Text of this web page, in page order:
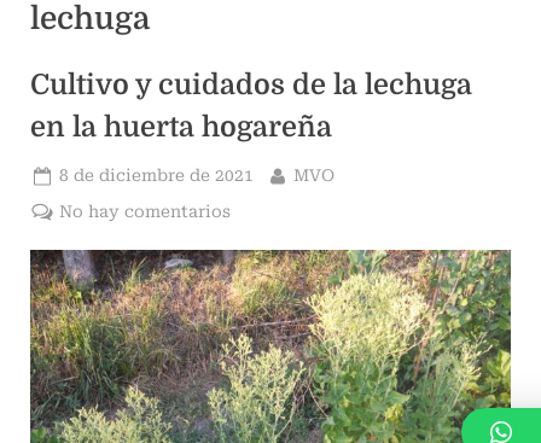
a
e
s
g
á
n
i
c
o
lechuga
Cultivo y cuidados de la lechuga
en la huerta hogareña
Publicado
el
8 de diciembre de 2021 Por
MVO
No hay comentariosen
y
cuidados
de
la
lechuga
en
la